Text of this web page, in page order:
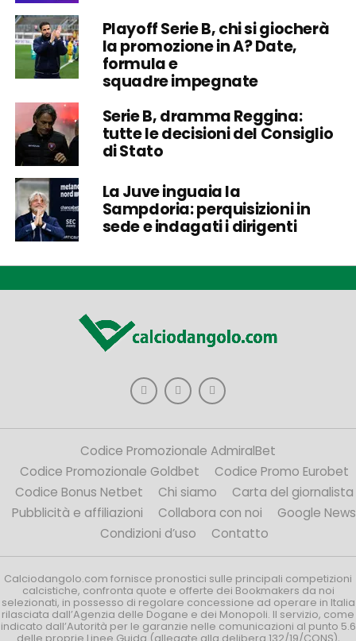
Playoff Serie B, chi si giocherà
la promozione in A? Date,
formula e
squadre impegnate
Serie B, dramma Reggina:
tutte le decisioni del Consiglio
di Stato
La Juve inguaia la
Sampdoria: perquisizioni in
sede e indagati i dirigenti
Codice Promozionale AdmiralBet
Codice Promozionale Goldbet
Codice Promo Eurobet
Codice Bonus Netbet
Chi siamo
Carta del giornalista
Pubblicità e affiliazioni
Collabora con noi
Google News
Condizioni d’uso
Contatto
Calciodangolo.com fornisce pronostici sulle principali competizioni
calcistiche, confronta quote e offerte dei Bookmakers da noi
selezionati, in possesso di regolare concessione ad operare in Italia
rilasciata dall’Agenzia delle Dogane e dei Monopoli. Il servizio, come
indicato dall’Autorità per le garanzie nelle comunicazioni al punto 5.6